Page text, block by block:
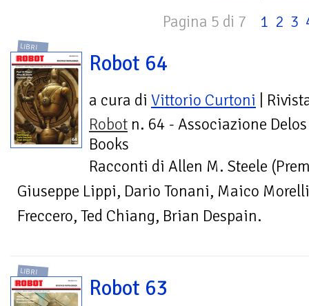
Pagina 5 di 7 1 2 3
LIBRI
Robot 64
a cura di Vittorio Curtoni |
Robot n. 64 - Associazione Delos
Books
Racconti di Allen M. Steele
Giuseppe Lippi, Dario Tonani, Maico
Freccero, Ted Chiang, Brian Despain.
LIBRI
Robot 63